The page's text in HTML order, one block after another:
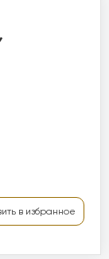
в избранное